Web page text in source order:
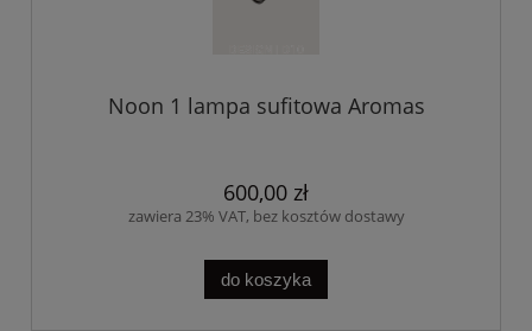
Noon 1 lampa sufitowa Aromas
600,00 zł
zawiera 23% VAT, bez kosztów dostawy
do koszyka